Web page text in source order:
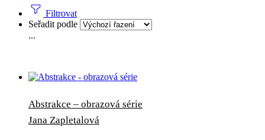
Filtrovat
Seřadit podle
...
Abstrakce – obrazová série
Jana Zapletalová